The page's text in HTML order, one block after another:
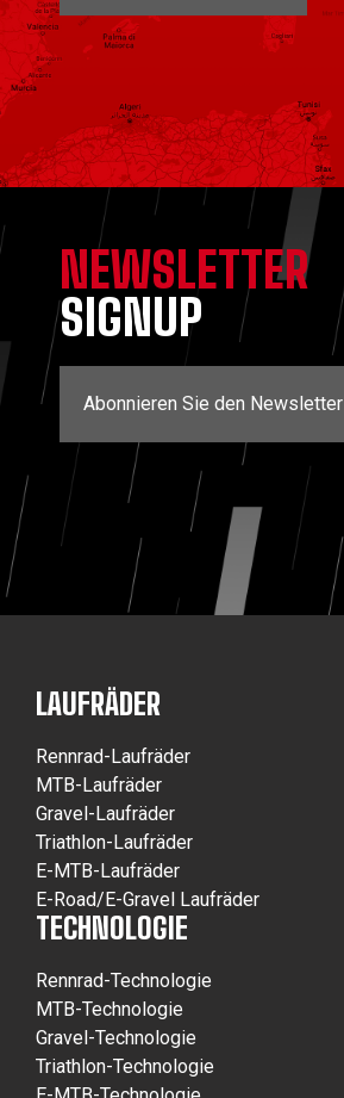
NEWSLETTER
SIGNUP
Abonnieren Sie den Newsletter
LAUFRÄDER
Rennrad-Laufräder
MTB-Laufräder
Gravel-Laufräder
Triathlon-Laufräder
E-MTB-Laufräder
E-Road/E-Gravel Laufräder
TECHNOLOGIE
Rennrad-Technologie
MTB-Technologie
Gravel-Technologie
Triathlon-Technologie